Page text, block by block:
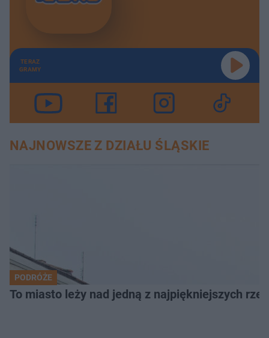
TERAZ
GRAMY
NAJNOWSZE Z DZIAŁU ŚLĄSKIE
PODRÓŻE
To miasto leży nad jedną z najpiękniejszych